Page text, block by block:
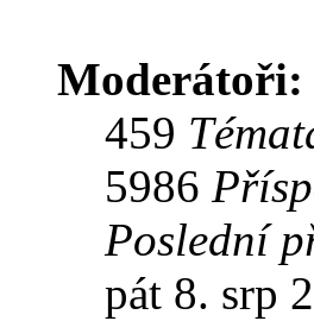
Moderátoři:
459
5986
Poslední
pát 8. srp